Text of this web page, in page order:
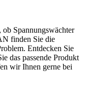
Spannungswächter
finden Sie die
Entdecken Sie
das passende Produkt
wir Ihnen gerne bei